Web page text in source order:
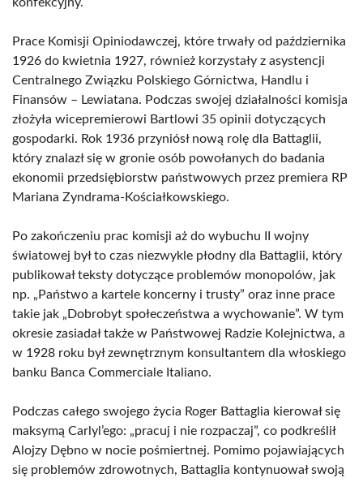
Prace Komisji Opiniodawczej, które trwały od października
1926 do kwietnia 1927, również korzystały z asystencji
Centralnego Związku Polskiego Górnictwa, Handlu i
Finansów – Lewiatana. Podczas swojej działalności komisja
złożyła wicepremierowi Bartlowi 35 opinii dotyczących
gospodarki. Rok 1936 przyniósł nową rolę dla Battaglii,
który znalazł się w gronie osób powołanych do badania
ekonomii przedsiębiorstw państwowych przez premiera RP
Mariana Zyndrama-Kościałkowskiego.
Po zakończeniu prac komisji aż do wybuchu II wojny
światowej był to czas niezwykle płodny dla Battaglii, który
publikował teksty dotyczące problemów monopolów, jak
np. „Państwo a kartele koncerny i trusty” oraz inne prace
takie jak „Dobrobyt społeczeństwa a wychowanie”. W tym
okresie zasiadał także w Państwowej Radzie Kolejnictwa, a
w 1928 roku był zewnętrznym konsultantem dla włoskiego
banku Banca Commerciale Italiano.
Podczas całego swojego życia Roger Battaglia kierował się
maksymą Carlyl’ego: „pracuj i nie rozpaczaj”, co podkreślił
Alojzy Dębno w nocie pośmiertnej. Pomimo pojawiających
się problemów zdrowotnych, Battaglia kontynuował swoją